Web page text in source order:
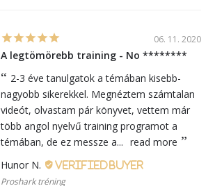
06. 11. 2020
A legtömörebb training - No ********
2-3 éve tanulgatok a témában kisebb-
nagyobb sikerekkel. Megnéztem számtalan
videót, olvastam pár könyvet, vettem már
több angol nyelvű training programot a
témában, de ez messze a... read more
Hunor N.
Proshark tréning